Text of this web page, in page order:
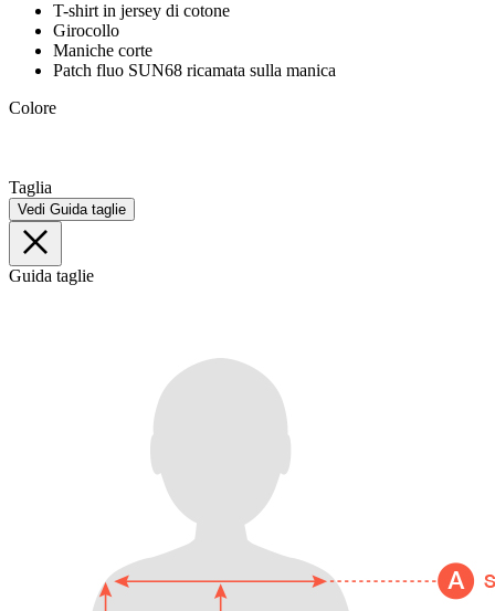
T-shirt in jersey di cotone
Girocollo
Maniche corte
Patch fluo SUN68 ricamata sulla manica
Colore
Taglia
Vedi Guida taglie
Guida taglie